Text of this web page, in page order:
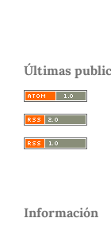
Últimas
Información